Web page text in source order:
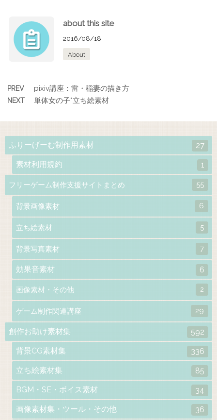
about this site
2016/08/18
About
PREV pixiv講座：雷・稲妻の描き方
NEXT 単体女の子*立ち絵素材
ふりーげーむ制作用素材 27
素材利用規約 1
フリーゲーム制作支援サイトまとめ 55
背景画像素材 6
立ち絵素材 5
背景写真素材 7
効果音素材 6
画像素材・その他 2
ゲーム制作関連講座 29
創作お助け素材集 592
背景CG素材集 336
立ち絵素材集 85
BGM・SE・ボイス素材 34
画像素材集・ツール・その他 36